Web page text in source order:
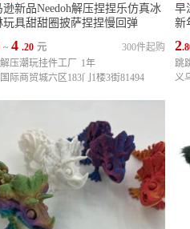
逊新品Needoh解压捏捏乐仿真冰
玩具甜甜圈披萨捏捏慢回弹
~ 4 .20 元
300件起购
压潮玩挂件工厂
1年
际商贸城六区183门1楼3街81494
早
新
2
跳
义